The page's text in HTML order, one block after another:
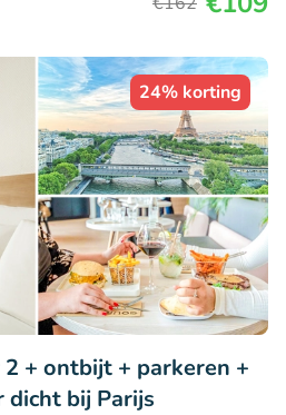
24% korting
+ ontbijt + parkeren +
bij Parijs